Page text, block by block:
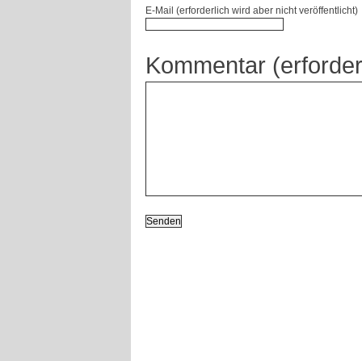
E-Mail (erforderlich wird aber nicht veröffentlicht)
Kommentar